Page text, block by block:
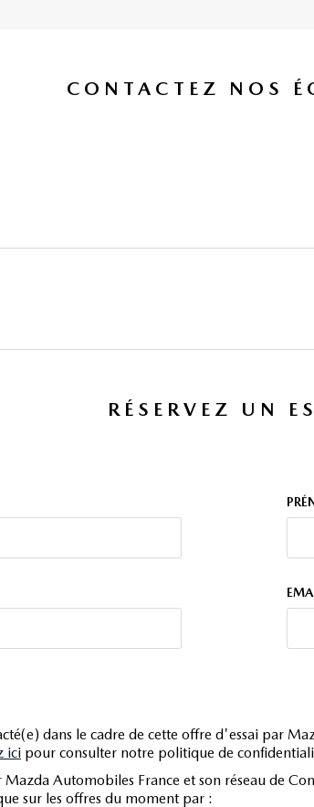
CONTACTEZ NOS
RÉSERVEZ UN
dans le cadre de cette offre d'essai par
ici pour consulter notre politique de
Automobiles France et son réseau de
sur les offres du moment par :